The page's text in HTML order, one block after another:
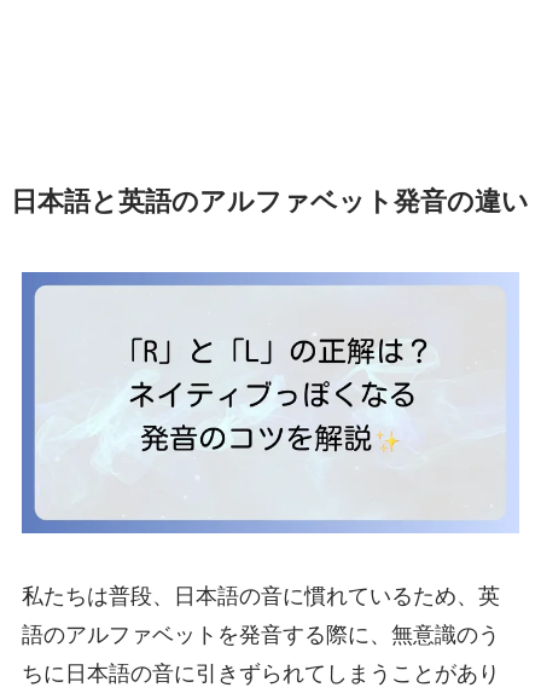
日本語と英語のアルファベット発音の違い
私たちは普段、日本語の音に慣れているため、英
語のアルファベットを発音する際に、無意識のう
ちに日本語の音に引きずられてしまうことがあり